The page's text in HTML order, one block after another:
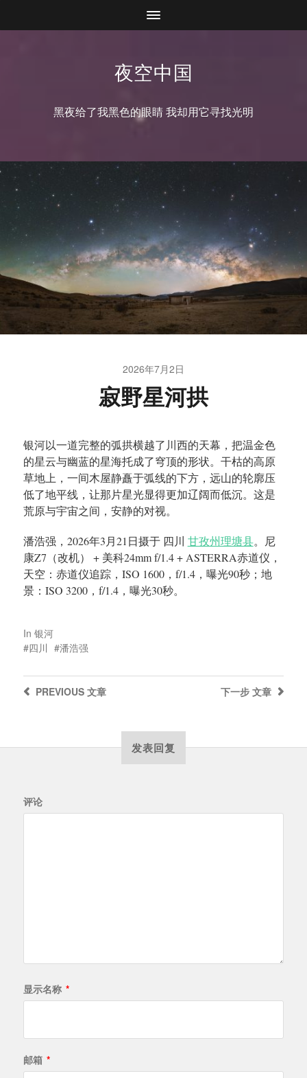
夜空中国
黑夜给了我黑色的眼睛 我却用它寻找光明
2026年7月2日
寂野星河拱
银河以一道完整的弧拱横越了川西的天幕，把温金色
的星云与幽蓝的星海托成了穹顶的形状。干枯的高原
草地上，一间木屋静矗于弧线的下方，远山的轮廓压
低了地平线，让那片星光显得更加辽阔而低沉。这是
荒原与宇宙之间，安静的对视。
潘浩强，2026年3月21日摄于 四川 甘孜州理塘县。尼
康Z7（改机） + 美科24mm f/1.4 + ASTERRA赤道仪，
天空：赤道仪追踪，ISO 1600，f/1.4，曝光90秒；地
景：ISO 3200，f/1.4，曝光30秒。
In 银河
四川
潘浩强
下一步 文章
PREVIOUS文章
发表回复
评论
显示名称 *
邮箱 *